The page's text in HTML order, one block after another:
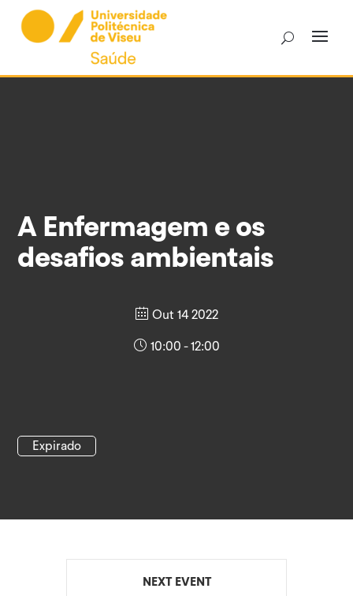
content
A Enfermagem e os
desafios ambientais
Out 14 2022
Expirado
10:00 - 12:00
NEXT EVENT